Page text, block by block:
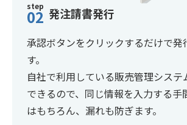
step
02 発注請書発行
承認ボタンをクリックするだけで発
す。
自社で利用している販売管理システ
できるので、同じ情報を入力する手
はもちろん、漏れも防ぎます。